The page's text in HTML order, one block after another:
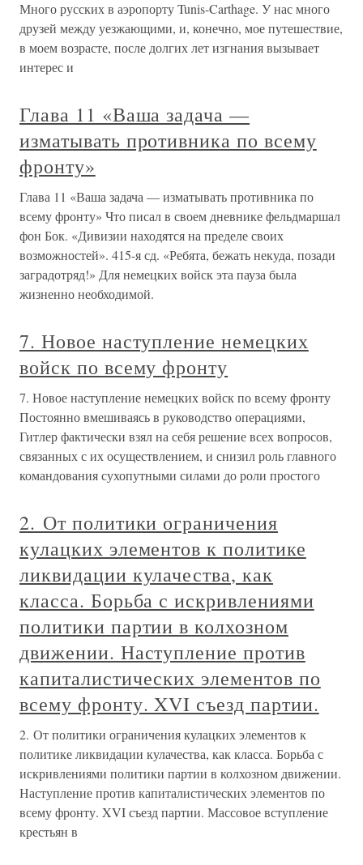
Много русских в аэропорту Tunis-Carthage. У нас много
друзей между уезжающими, и, конечно, мое путешествие,
в моем возрасте, после долгих лет изгнания вызывает
интерес и
Глава 11 «Ваша задача —
изматывать противника по всему
фронту»
Глава 11 «Ваша задача — изматывать противника по
всему фронту» Что писал в своем дневнике фельдмаршал
фон Бок. «Дивизии находятся на пределе своих
возможностей». 415-я сд. «Ребята, бежать некуда, позади
заградотряд!» Для немецких войск эта пауза была
жизненно необходимой.
7. Новое наступление немецких
войск по всему фронту
7. Новое наступление немецких войск по всему фронту
Постоянно вмешиваясь в руководство операциями,
Гитлер фактически взял на себя решение всех вопросов,
связанных с их осуществлением, и снизил роль главного
командования сухопутными силами до роли простого
2. От политики ограничения
кулацких элементов к политике
ликвидации кулачества, как
класса. Борьба с искривлениями
политики партии в колхозном
движении. Наступление против
капиталистических элементов по
всему фронту. XVI съезд партии.
2. От политики ограничения кулацких элементов к
политике ликвидации кулачества, как класса. Борьба с
искривлениями политики партии в колхозном движении.
Наступление против капиталистических элементов по
всему фронту. XVI съезд партии. Массовое вступление
крестьян в